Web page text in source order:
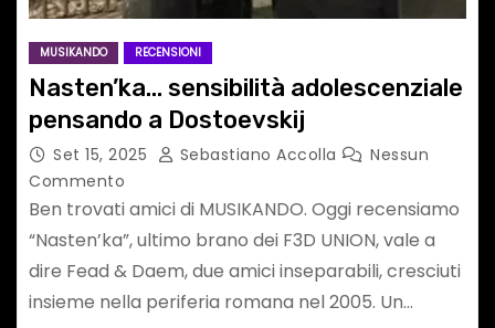
MUSIKANDO RECENSIONI
Nasten’ka… sensibilità adolescenziale
pensando a Dostoevskij
Set 15, 2025 Sebastiano Accolla
Nessun
Commento
Ben trovati amici di MUSIKANDO. Oggi recensiamo
“Nasten’ka”, ultimo brano dei F3D UNION, vale a
dire Fead & Daem, due amici inseparabili, cresciuti
insieme nella periferia romana nel 2005. Un…